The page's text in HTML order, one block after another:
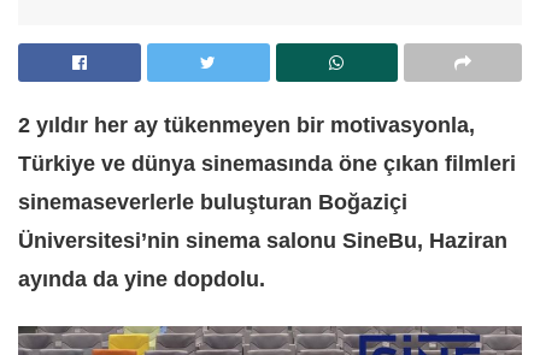
2 yıldır her ay tükenmeyen bir motivasyonla,
Türkiye ve dünya sinemasında öne çıkan filmleri
sinemaseverlerle buluşturan Boğaziçi
Üniversitesi’nin sinema salonu SineBu, Haziran
ayında da yine dopdolu.